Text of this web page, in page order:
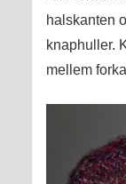
halskanten
knaphuller.
mellem